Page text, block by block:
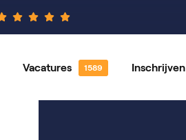
Vacatures Inschrijven